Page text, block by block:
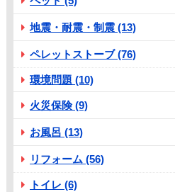
地震・耐震・制震 (13)
ペレットストーブ (76)
環境問題 (10)
火災保険 (9)
お風呂 (13)
リフォーム (56)
トイレ (6)